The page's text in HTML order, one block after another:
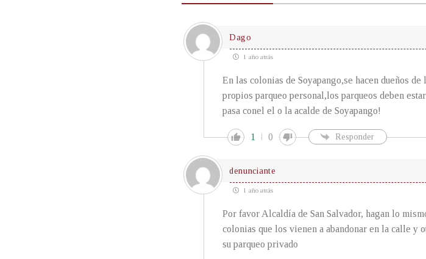
Dago
1 año atrás
En las colonias de Soyapango,se hacen dueños
propios parqueo personal,los parqueos deben
pasa conel el o la acalde de Soyapango!
1 0 Responder
denunciante
1 año atrás
Por favor Alcaldía de San Salvador, hagan lo
colonias que los vienen a abandonar en la calle y
su parqueo privado